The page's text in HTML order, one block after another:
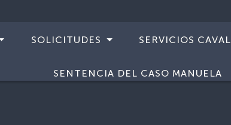
SOLICITUDES SERVICIOS CAVAL
SENTENCIA DEL CASO MANUELA